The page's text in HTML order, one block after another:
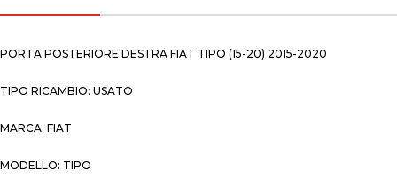
PORTA POSTERIORE DESTRA FIAT TIPO (15-20) 2015-2020
TIPO RICAMBIO: USATO
MARCA: FIAT
MODELLO: TIPO